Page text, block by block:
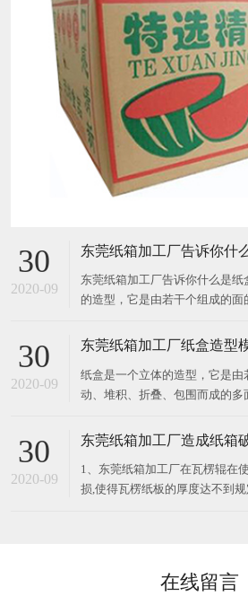
30
2020-09
东莞纸箱加工厂告诉你什
东莞纸箱加工厂告诉你什么是
的造型，它是由若干个组成的面
空间中起分割空间的作用，对不
纸盒展示面的构成关系要注意展
30
2020-09
纸盒是一个立体的造型，它是由
动、堆积、折叠、包围而成的多
的面加以切割、旋转、折叠，所
面、顶部与底部的衔接关系，以
30
2020-09
1、东莞纸箱加工厂在瓦楞辊在
损,使得瓦楞纸板的厚度达不到
在线留言